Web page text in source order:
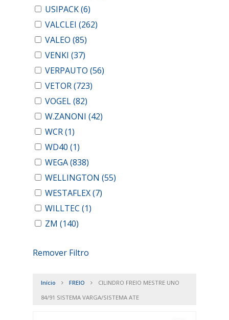
USIPACK(6)
VALCLEI (262)
VALEO (85)
VENKI (37)
VERPAUTO (56)
VETOR(723)
VOGEL(82)
W.ZANONI (42)
WCR(1)
WD40 (1)
WEGA(838)
WELLINGTON (55)
WESTAFLEX(7)
WILLTEC (1)
ZM (140)
Remover Filtro
Início FREIO
CILINDRO FREIO MESTRE UNO
84/91 SISTEMA VARGA/SISTEMA ATE